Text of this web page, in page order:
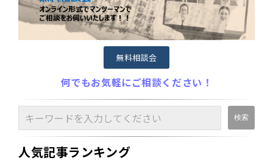
無料相談会
何でもお気軽にご相談ください！
人気記事ランキング